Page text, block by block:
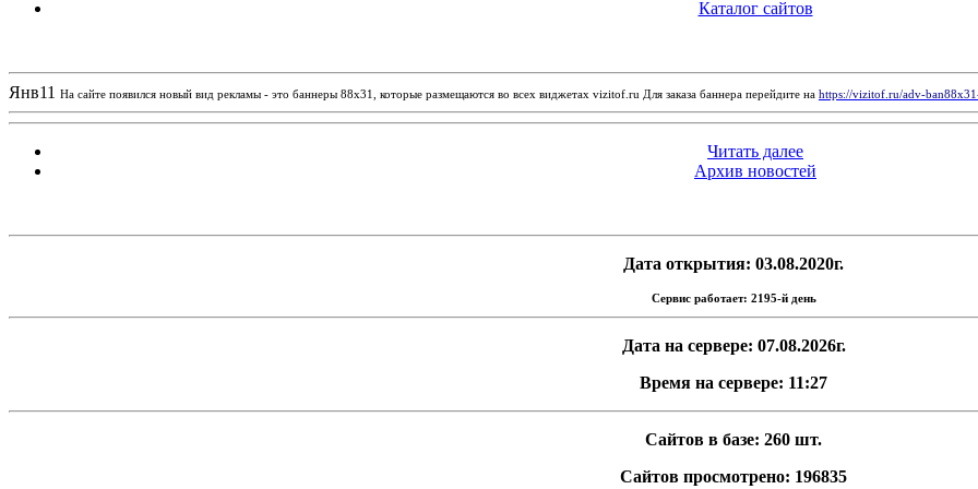
Каталог сайтов
Янв11 На сайте появился новый вид рекламы - это баннеры 88х31, которые размещаются во всех виджетах vizitof.ru Для заказа баннера перейдите на https://vizitof.ru/adv-
Читать далее
Архив новостей
Дата открытия: 03.08.2020г.
Сервис работает: 2195-й день
Дата на сервере: 07.08.2026г.
Время на сервере: 11:27
Сайтов в базе: 260 шт.
Сайтов просмотрено: 196835